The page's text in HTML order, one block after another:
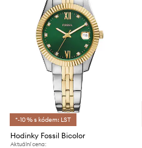
*-10 % s kódem: LST
Hodinky Fossil Bicolor
Aktuální cena: